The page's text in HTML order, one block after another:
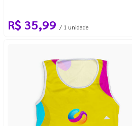
R$ 35,99 / 1 unidade